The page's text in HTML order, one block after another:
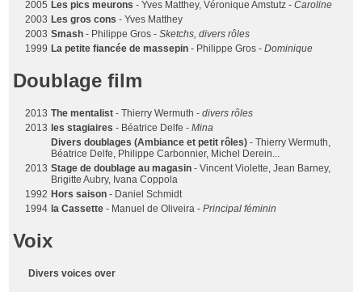
2005 Les pics meurons - Yves Matthey, Véronique Amstutz -Caroline
2003 Les gros cons - Yves Matthey
2003 Smash - Philippe Gros -Sketchs, divers rôles
1999 La petite fiancée de massepin - Philippe Gros -Dominique
Doublage film
2013 The mentalist - Thierry Wermuth -divers rôles
2013 les stagiaires - Béatrice Delfe -Mina
Divers doublages (Ambiance et petit rôles) - Thierry Wermuth,
Béatrice Delfe, Philippe Carbonnier, Michel Derein...
2013 Stage de doublage au magasin - Vincent Violette, Jean Barney,
Brigitte Aubry, Ivana Coppola
1992 Hors saison - Daniel Schmidt
1994 la Cassette - Manuel de Oliveira -Principal féminin
Voix
Divers voices over